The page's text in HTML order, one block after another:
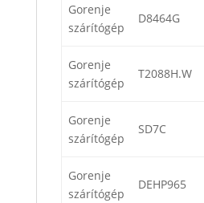
Gorenje
szárítógép
D8464G
Gorenje
szárítógép
T2088H.W
Gorenje
szárítógép
SD7C
Gorenje
szárítógép
DEHP965